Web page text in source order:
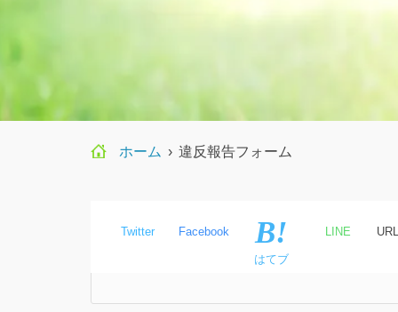
ホーム › 違反報告フォーム
Twitter Facebook
はてブ
LINE